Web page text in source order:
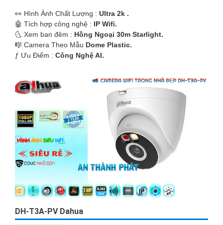
️👀 Hình Ành Chất Lượng : Ultra 2k .
🤖️ Tích hợp công nghệ : IP Wifi.
🌜 Xem ban đêm : Hồng Ngoại 30m Starlight.
🎼️ Camera Theo Mẫu Dome Plastic.
️ƒ Ưu Điểm : Công Nghệ AI.
DH-T3A-PV Dahua